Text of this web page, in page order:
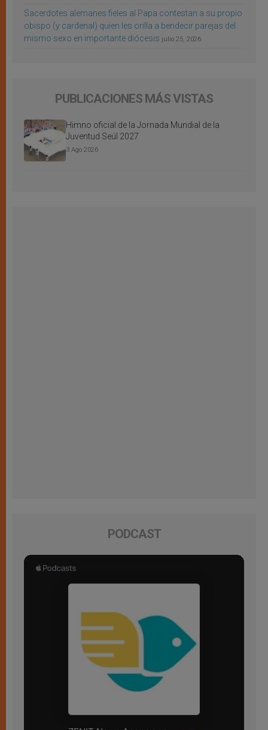
Sacerdotes alemanes fieles al Papa contestan a su propio
obispo (y cardenal) quien les orilla a bendecir parejas del
mismo sexo en importante diócesis julio 25, 2026
PUBLICACIONES MÁS VISTAS
Himno oficial de la Jornada Mundial de la
Juventud Seúl 2027
3 Ago 2026
PODCAST